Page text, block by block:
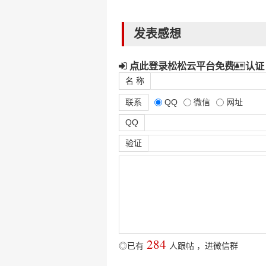
发表感想
点此登录松松云平台免费 认证
名 称
联系 QQ 微信 网址
QQ
验证
◎已有 284 人跟帖 ， 进微信群